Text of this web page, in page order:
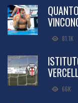
81.1K
66K